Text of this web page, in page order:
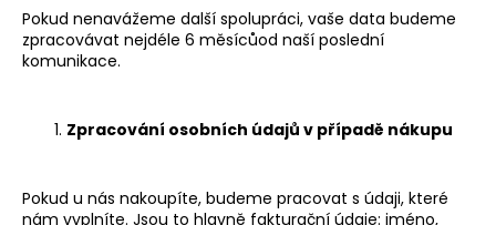
Pokud nenavážeme další spolupráci, vaše data budeme
zpracovávat nejdéle 6 měsícůod naší poslední
komunikace.
Zpracování osobních údajů v případě nákupu
Pokud u nás nakoupíte, budeme pracovat s údaji, které
nám vyplníte. Jsou to hlavně fakturační údaje: jméno,